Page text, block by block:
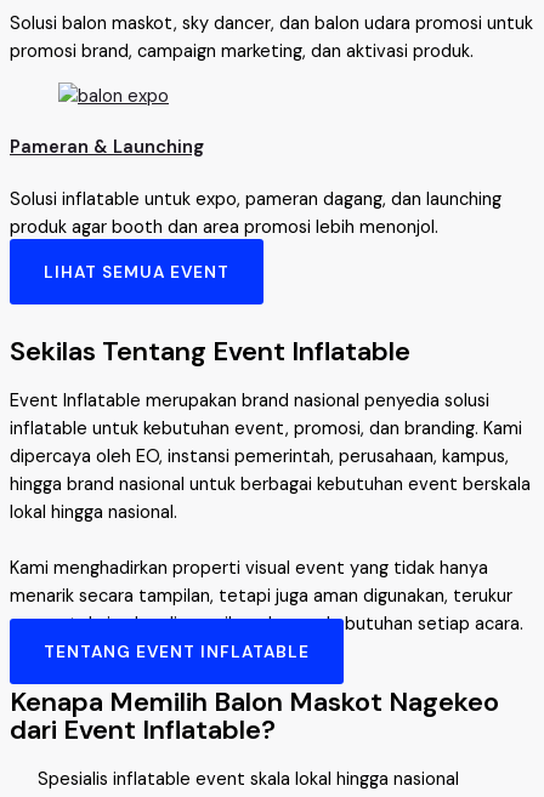
Solusi balon maskot, sky dancer, dan balon udara promosi untuk
promosi brand, campaign marketing, dan aktivasi produk.
Pameran & Launching
Solusi inflatable untuk expo, pameran dagang, dan launching
produk agar booth dan area promosi lebih menonjol.
LIHAT SEMUA EVENT
Sekilas Tentang Event Inflatable
Event Inflatable merupakan brand nasional penyedia solusi
inflatable untuk kebutuhan event, promosi, dan branding. Kami
dipercaya oleh EO, instansi pemerintah, perusahaan, kampus,
hingga brand nasional untuk berbagai kebutuhan event berskala
lokal hingga nasional.
Kami menghadirkan properti visual event yang tidak hanya
menarik secara tampilan, tetapi juga aman digunakan, terukur
secara teknis, dan disesuaikan dengan kebutuhan setiap acara.
TENTANG EVENT INFLATABLE
Kenapa Memilih Balon Maskot Nagekeo
dari Event Inflatable?
Spesialis inflatable event skala lokal hingga nasional